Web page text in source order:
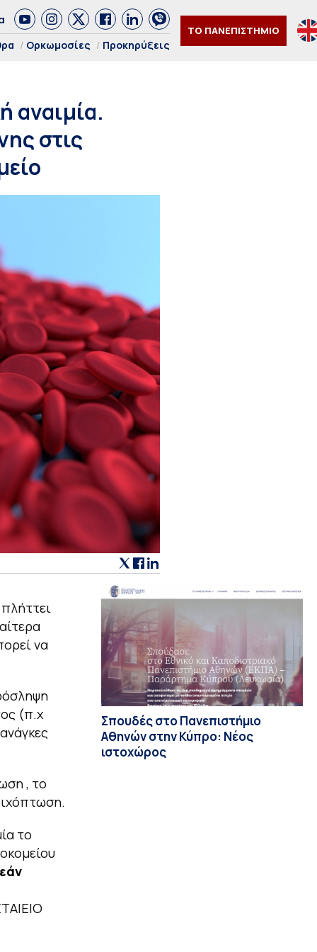
Ορκωμοσίες Προκηρύξεις
ΤΟ ΠΑΝΕΠΙΣΤΗΜΙΟ
αναιμία.
στις
να
(π.χ
, το
το
Σπουδές στο Πανεπιστήμιο
Αθηνών στην Κύπρο: Νέος
ιστοχώρος